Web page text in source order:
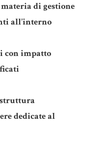
di gestione
all’interno
con impatto
dedicate al